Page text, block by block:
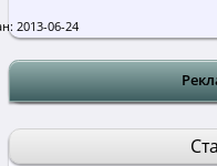
2013-06-24